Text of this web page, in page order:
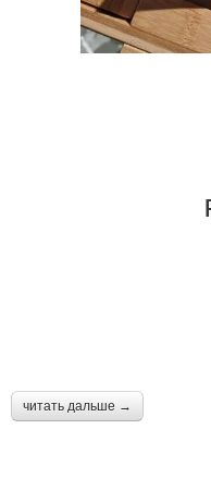
читать дальше →